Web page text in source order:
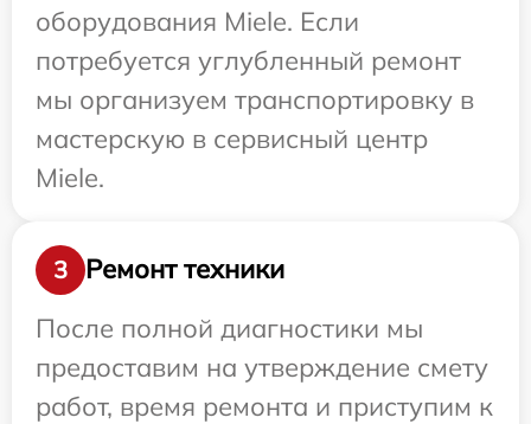
оборудования Miele. Если
потребуется углубленный ремонт
мы организуем транспортировку в
мастерскую в сервисный центр
Miele.
3
Ремонт техники
После полной диагностики мы
предоставим на утверждение смету
работ, время ремонта и приступим к